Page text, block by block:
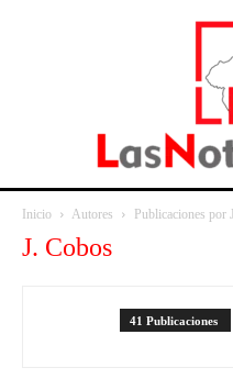
Inicio Autores Publicaciones por
J. Cobos
41 Publicaciones